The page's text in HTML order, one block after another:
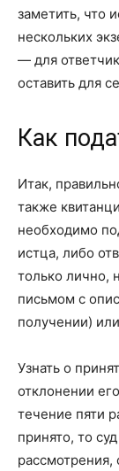
заметить, что
нескольких
— для
оставить для
Как
Итак,
также
необходимо
истца, либо
только лично,
письмом с
получении)
Узнать о
отклонении
течение пяти
принято, то
рассмотрения,